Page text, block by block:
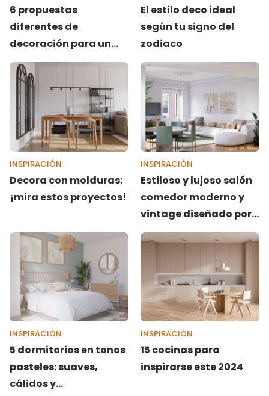
6 propuestas
diferentes de
decoración para un
mismo dormitorio
El estilo deco ideal
según tu signo del
zodiaco
INSPIRACIÓN
Decora con molduras:
¡mira estos proyectos!
INSPIRACIÓN
Estiloso y lujoso salón
comedor moderno y
vintage diseñado por
Patricia Ruiz
INSPIRACIÓN
5 dormitorios en tonos
pasteles: suaves,
cálidos y
INSPIRACIÓN
15 cocinas para
inspirarse este 2024